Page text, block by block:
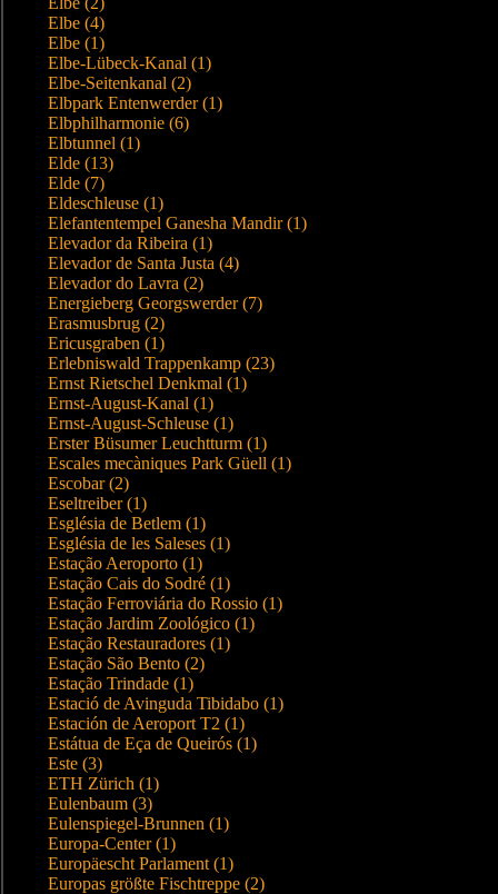
Elbe (4)
Elbe (1)
Elbe-Lübeck-Kanal (1)
Elbe-Seitenkanal (2)
Elbpark Entenwerder (1)
Elbphilharmonie (6)
Elbtunnel (1)
Elde (13)
Elde (7)
Eldeschleuse (1)
Elefantentempel Ganesha Mandir (1)
Elevador da Ribeira (1)
Elevador de Santa Justa (4)
Elevador do Lavra (2)
Energieberg Georgswerder (7)
Erasmusbrug (2)
Ericusgraben (1)
Erlebniswald Trappenkamp (23)
Ernst Rietschel Denkmal (1)
Ernst-August-Kanal (1)
Ernst-August-Schleuse (1)
Erster Büsumer Leuchtturm (1)
Escales mecàniques Park Güell (1)
Escobar (2)
Eseltreiber (1)
Església de Betlem (1)
Església de les Saleses (1)
Estação Aeroporto (1)
Estação Cais do Sodré (1)
Estação Ferroviária do Rossio (1)
Estação Jardim Zoológico (1)
Estação Restauradores (1)
Estação São Bento (2)
Estação Trindade (1)
Estació de Avinguda Tibidabo (1)
Estación de Aeroport T2 (1)
Estátua de Eça de Queirós (1)
Este (3)
ETH Zürich (1)
Eulenbaum (3)
Eulenspiegel-Brunnen (1)
Europa-Center (1)
Europäescht Parlament (1)
Europas größte Fischtreppe (2)